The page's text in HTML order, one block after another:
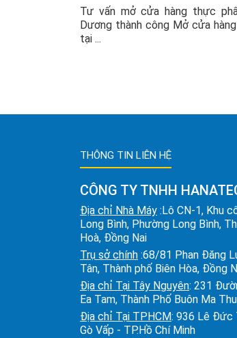
Tư vấn mở cửa hàng thực
Dương thành công Mở cửa
tại ...
THÔNG TIN LIÊN HỆ
CÔNG TY TNHH
Địa chỉ Nhà Máy :Lô CN-1, Khu
Long Bình, Phường Long Bình,
Hoà, Đồng Nai
Trụ sở chính :68/81 Phan Đăng
Tân, Thành phố Biên Hòa, Đồng
Địa chỉ Tại Tây Nguyên: 231
Ea Tam, Thành Phố Buôn Ma
Địa chỉ Tại TPHCM: 936 Lê Đức
Gò Vấp - TP.Hồ Chí Minh